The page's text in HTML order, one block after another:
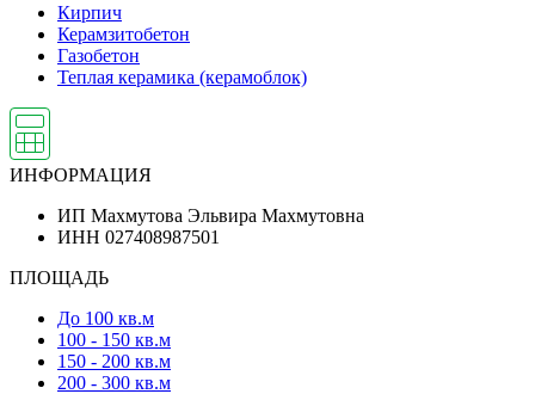
Кирпич
Керамзитобетон
Газобетон
Теплая керамика (керамоблок)
ИНФОРМАЦИЯ
ИП Махмутова Эльвира Махмутовна
ИНН 027408987501
ПЛОЩАДЬ
До 100 кв.м
100 - 150 кв.м
150 - 200 кв.м
200 - 300 кв.м